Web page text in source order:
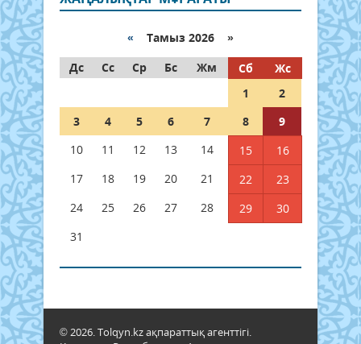
« Тамыз 2026 »
Дс
Сс Ср Бс Жм Сб
Жс
1
2
3
4 5 6 7 8
9
10
11 12 13 14 15
16
17
18 19 20 21 22
23
24
25 26 27 28 29
30
31
© 2026. Tolqyn.kz ақпараттық агенттігі.